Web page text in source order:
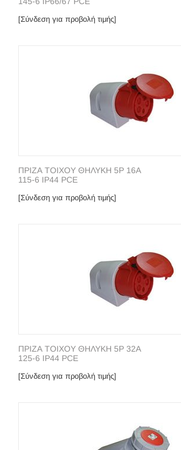
[Σύνδεση για προβολή τιμής]
ΠΡΙΖΑ ΤΟΙΧΟΥ ΘΗΛΥΚΗ 5P 16A
115-6 IP44 PCE
[Σύνδεση για προβολή τιμής]
ΠΡΙΖΑ ΤΟΙΧΟΥ ΘΗΛΥΚΗ 5P 32A
125-6 IP44 PCE
[Σύνδεση για προβολή τιμής]